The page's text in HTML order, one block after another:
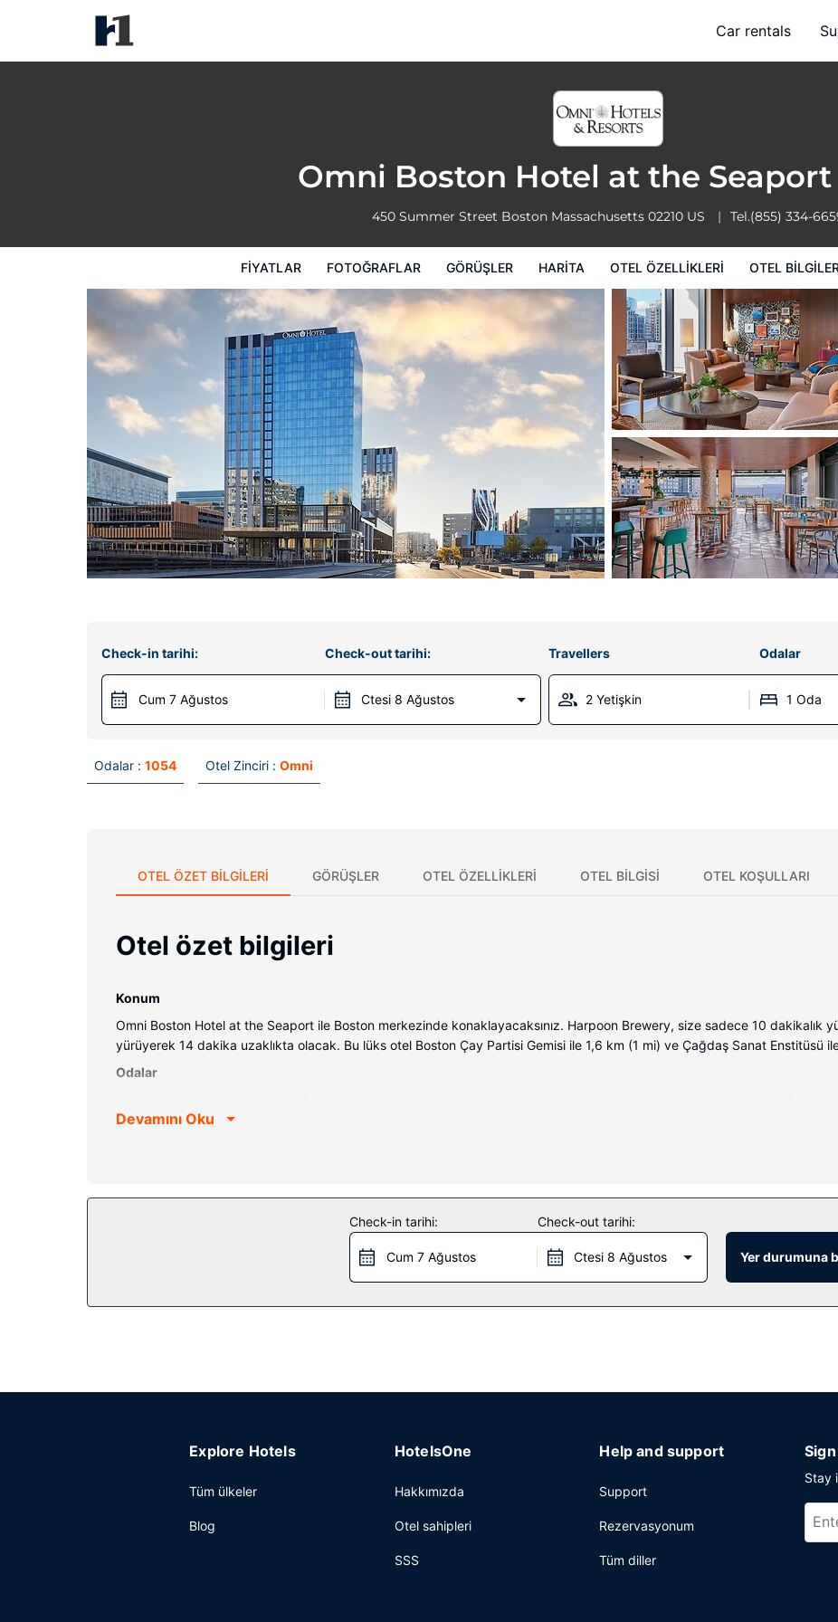
Car rentals
Omni Boston Hotel at the Seaport
450 Summer Street Boston Massachusetts 02210 US Tel.(855) 334-
FIYATLAR FOTOĞRAFLAR GÖRÜŞLER HARITA OTEL ÖZELLIKLERI OTEL
Check-in tarihi:
Cum 7 Ağustos
Check-out tarihi:
Ctesi 8 Ağustos
Travellers Odalar
2 Yetişkin 1 Oda
Odalar : 1054 Otel Zinciri : Omni
OTEL ÖZET BILGILERI GÖRÜŞLER OTEL ÖZELLIKLERI OTEL BILGISI OTEL KOŞULLARI
Otel özet bilgileri
Konum
Omni Boston Hotel at the Seaport ile Boston merkezinde konaklayacaksınız. Harpoon Brewery, size sadece 10 dakikalık
yürüyerek 14 dakika uzaklıkta olacak. Bu lüks otel Boston Çay Partisi Gemisi ile 1,6 km (1 mi) ve Çağdaş Sanat Enstitüsü
Odalar
kablosuz internet vardır. Özel banyoda saç kurutma makinesi ve bornoz vardır.
Kestra yemek servisi için ideal, bu otelde toplam 4 restoran var; isterseniz 24 saat oda servisi imkanı da mevcut. Ayrıca
yapılıyor. Misafirlere içecek servisi yapan havuz kenarı barı ve 2 bar/dinlenme salonu bulunmaktadır. Tam kahvaltı servisi
Devamını Oku
Check-in tarihi:
Cum 7 Ağustos
Check-out tarihi:
Ctesi 8 Ağustos Yer durumuna
Explore Hotels
Tüm ülkeler
Blog
HotelsOne
Hakkımızda
Otel sahipleri
SSS
Help and support
Support
Rezervasyonum
Tüm diller
Stay